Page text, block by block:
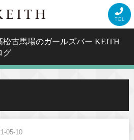
TEL
古馬場のガールズバー KEITH
グ
05-10